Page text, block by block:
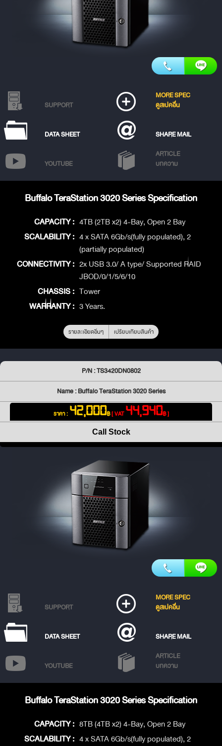
SUPPORT
MORE SPEC
ดูสเปคอื่น
DATA SHEET SHARE MAIL
YOUTUBE
ARTICLE
บทความ
Buffalo TeraStation 3020 Series Specification
CAPACITY : 4TB (2TB x2) 4-Bay, Open 2 Bay
SCALABILITY : 4 x SATA 6Gb/s(fully populated), 2
(partially populated)
CONNECTIVITY : 2x USB 3.0/ A type/ Supported RAID
JBOD/0/1/5/6/10
CHASSIS : Tower
WARRANTY : 3 Years.
รายละเอียดอื่นๆ เปรียบเทียบสินค้า
P/N : TS3420DN0802
Name : Buffalo TeraStation 3020 Series
ราคา : 42,000฿[ VAT44,940฿ ]
Call Stock
SUPPORT
MORE SPEC
ดูสเปคอื่น
DATA SHEET SHARE MAIL
YOUTUBE
ARTICLE
บทความ
Buffalo TeraStation 3020 Series Specification
CAPACITY : 8TB (4TB x2) 4-Bay, Open 2 Bay
SCALABILITY : 4 x SATA 6Gb/s(fully populated), 2